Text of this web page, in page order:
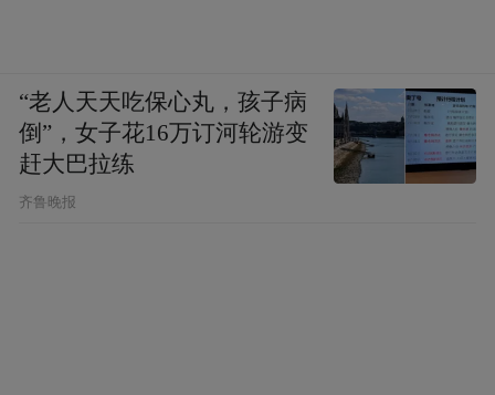
“老人天天吃保心丸，孩子病
倒”，女子花16万订河轮游变
赶大巴拉练
齐鲁晚报